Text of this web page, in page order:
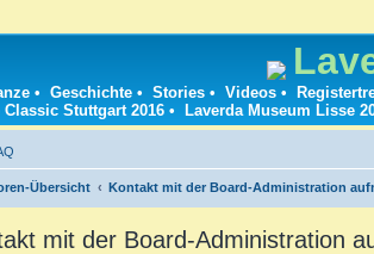
• Geschichte • Stories • Videos •
Classic Stuttgart 2016 • Laverda Museum Lisse
Übersicht Kontakt mit der Board-Administration
mit der Board-Administration